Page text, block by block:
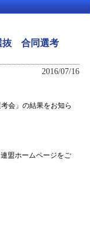
抜 合同選考
2016/07/16
会」の結果をお知ら
盟ホームページをご